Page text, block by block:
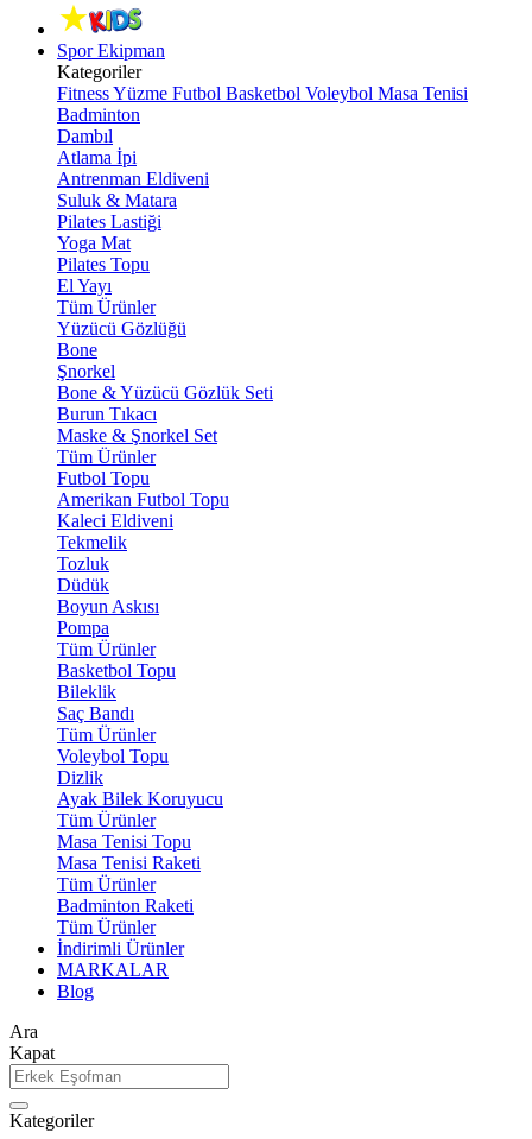
Spor Ekipman
Kategoriler
FitnessYüzme Futbol Basketbol Voleybol Masa Tenisi
Badminton
Dambıl
Atlama İpi
Antrenman Eldiveni
Suluk & Matara
Pilates Lastiği
Yoga Mat
Pilates Topu
El Yayı
Tüm Ürünler
Yüzücü Gözlüğü
Bone
Şnorkel
Bone & Yüzücü Gözlük Seti
Burun Tıkacı
Maske & Şnorkel Set
Tüm Ürünler
Futbol Topu
Amerikan Futbol Topu
Kaleci Eldiveni
Tekmelik
Tozluk
Düdük
Boyun Askısı
Pompa
Tüm Ürünler
Basketbol Topu
Bileklik
Saç Bandı
Tüm Ürünler
Voleybol Topu
Dizlik
Ayak Bilek Koruyucu
Tüm Ürünler
Masa Tenisi Topu
Masa Tenisi Raketi
Tüm Ürünler
Badminton Raketi
Tüm Ürünler
İndirimli Ürünler
MARKALAR
Blog
Ara
Kapat
Kategoriler